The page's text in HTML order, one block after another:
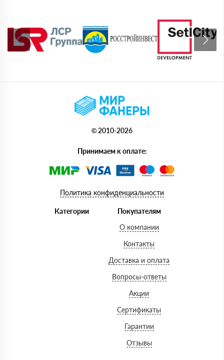
© 2010-2026
Принимаем к оплате:
Политика конфиденциальности
Категории
Покупателям
О компании
Контакты
Доставка и оплата
Вопросы-ответы
Акции
Сертификаты
Гарантии
Отзывы